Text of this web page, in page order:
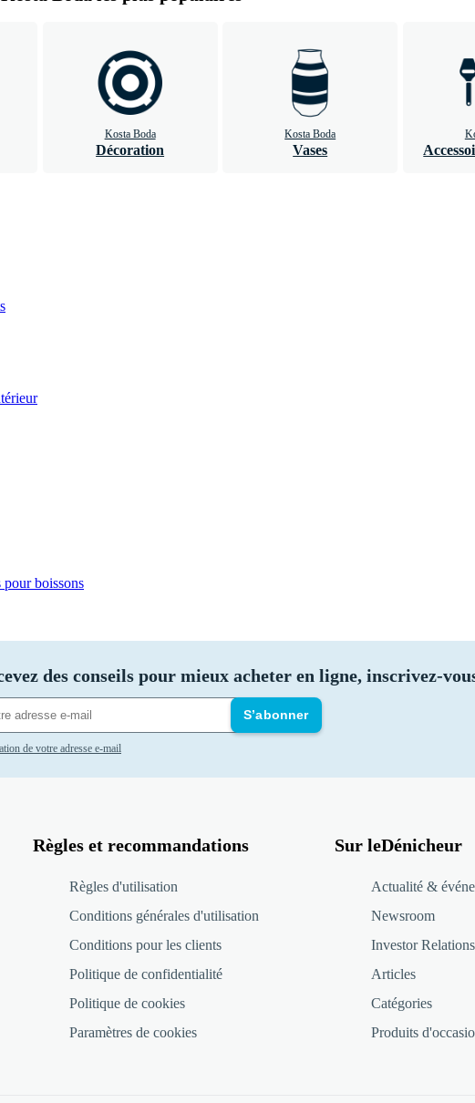
Kosta Boda
Décoration
Kosta Boda
Vases
pour boissons
des conseils pour mieux acheter en ligne, inscrivez-
S’abonner
de votre adresse e-mail
Règles et recommandations
Règles d'utilisation
Conditions générales d'utilisation
Conditions pour les clients
Politique de confidentialité
Politique de cookies
Paramètres de cookies
Sur leDénicheur
Actualité &
Newsroom
Investor Relations
Articles
Catégories
Produits